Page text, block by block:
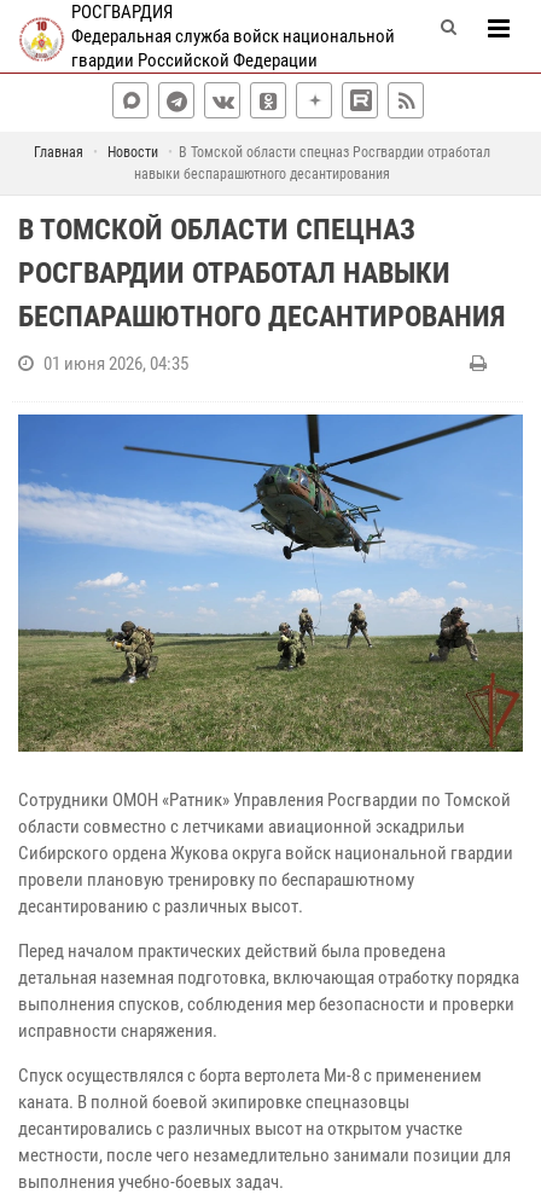
РОСГВАРДИЯ
Федеральная служба войск национальной
гвардии Российской Федерации
Главная Новости
В Томской области спецназ Росгвардии отработал
навыки беспарашютного десантирования
В ТОМСКОЙ ОБЛАСТИ СПЕЦНАЗ
РОСГВАРДИИ ОТРАБОТАЛ НАВЫКИ
БЕСПАРАШЮТНОГО ДЕСАНТИРОВАНИЯ
01 июня 2026, 04:35
Сотрудники ОМОН «Ратник» Управления Росгвардии по Томской
области совместно с летчиками авиационной эскадрильи
Сибирского ордена Жукова округа войск национальной гвардии
провели плановую тренировку по беспарашютному
десантированию с различных высот.
Перед началом практических действий была проведена
детальная наземная подготовка, включающая отработку порядка
выполнения спусков, соблюдения мер безопасности и проверки
исправности снаряжения.
Спуск осуществлялся с борта вертолета Ми-8 с применением
каната. В полной боевой экипировке спецназовцы
десантировались с различных высот на открытом участке
местности, после чего незамедлительно занимали позиции для
выполнения учебно-боевых задач.